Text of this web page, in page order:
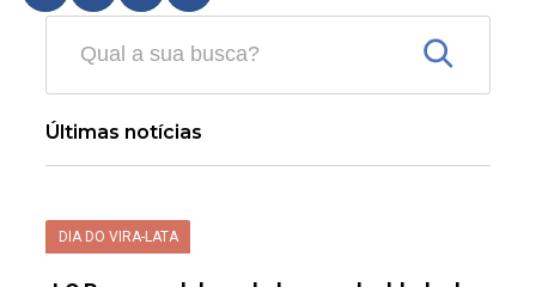
Últimas notícias
DIA DO VIRA-LATA